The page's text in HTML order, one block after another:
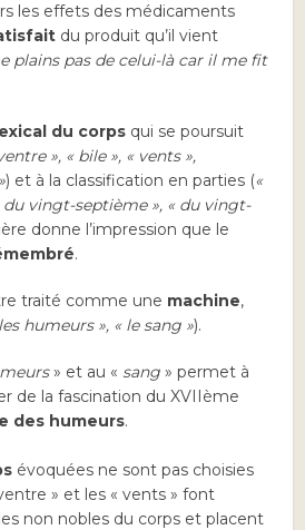
les effets des médicaments
du produit qu’il vient
plains pas de celui-là car il me fit
du corps qui se poursuit
», « bile », « vents »,
) et à la classification en parties («
vingt-septième », « du vingt-
donne l’impression que le
.
traité comme une machine,
humeurs », « le sang »).
» et au « sang » permet à
de la fascination du XVIIème
des humeurs.
évoquées ne sont pas choisies
» et les « vents » font
non nobles du corps et placent